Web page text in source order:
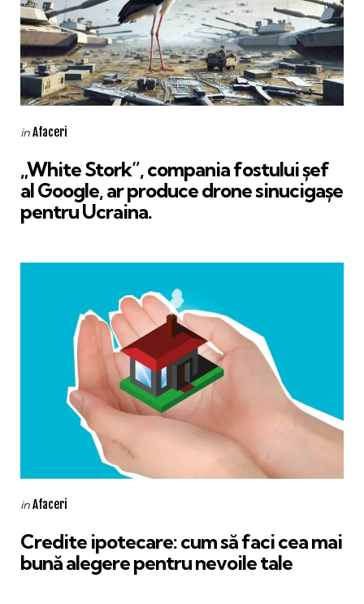
Categories
Posted
inAfaceri
„White Stork”, compania fostului șef
al Google, ar produce drone sinucigașe
pentru Ucraina.
Categories
Posted
inAfaceri
Credite ipotecare: cum să faci cea mai
bună alegere pentru nevoile tale